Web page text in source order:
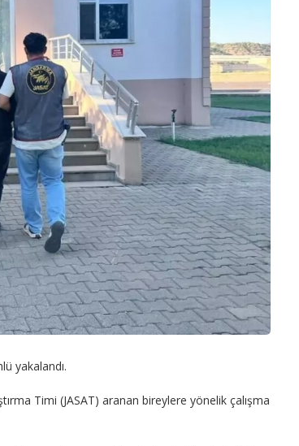
yakalandı.
Timi (JASAT) aranan bireylere yönelik çalışma